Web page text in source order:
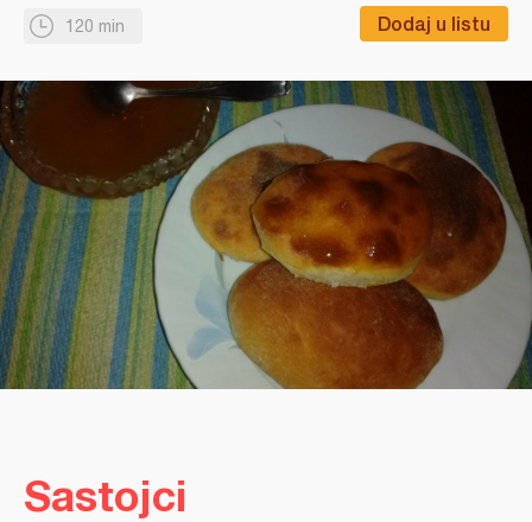
120 min Dodaj u listu
Sastojci